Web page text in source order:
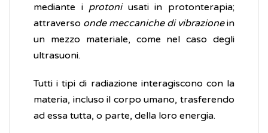
mediante i protoni usati in protonterapia;
attraverso onde meccaniche di vibrazionein
un mezzo materiale, come nel caso degli
ultrasuoni.
Tutti i tipi di radiazione interagiscono con la
materia, incluso il corpo umano, trasferendo
ad essa tutta, o parte, della loro energia.